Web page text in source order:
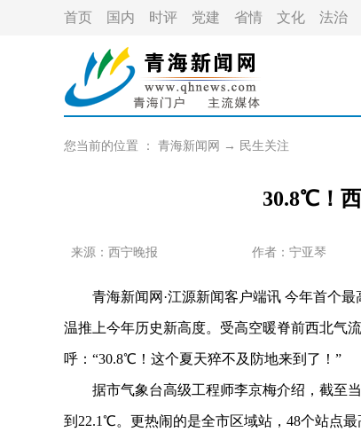
首页 国内 时评 党建 省情 文化 法治
您当前的位置 ： 青海新闻网 → 民生关注
30.8℃！
来源：西宁晚报 作者： 宁亚琴
青海新闻网·江源新闻客户端讯 今年首个最
温推上今年历史新高度。受高空暖脊前西北气
呼：“30.8℃！这个夏天猝不及防地来到了！”
据市气象台高级工程师李京梅介绍，截至当
到22.1℃。更热闹的是全市区域站，48个站点